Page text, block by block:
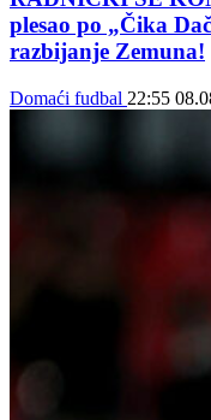
plesao po „Čika
razbijanje Zemuna!
Domaći fudbal 22:55